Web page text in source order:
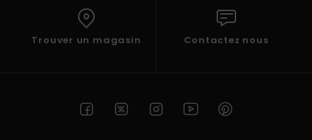
Trouver un magasin Contactez nous